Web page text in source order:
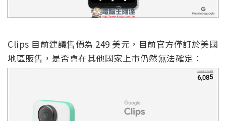
Clips 目前建議售價為 249 美元，目前官方僅訂於美國
地區販售，是否會在其他國家上市仍然無法確定：